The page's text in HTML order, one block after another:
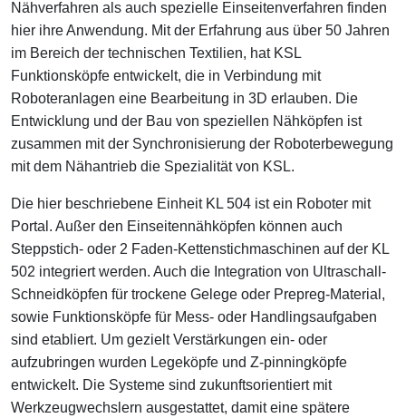
Nähverfahren als auch spezielle Einseitenverfahren finden
hier ihre Anwendung. Mit der Erfahrung aus über 50 Jahren
im Bereich der technischen Textilien, hat KSL
Funktionsköpfe entwickelt, die in Verbindung mit
Roboteranlagen eine Bearbeitung in 3D erlauben. Die
Entwicklung und der Bau von speziellen Nähköpfen ist
zusammen mit der Synchronisierung der Roboterbewegung
mit dem Nähantrieb die Spezialität von KSL.
Die hier beschriebene Einheit KL 504 ist ein Roboter mit
Portal. Außer den Einseitennähköpfen können auch
Steppstich- oder 2 Faden-Kettenstichmaschinen auf der KL
502 integriert werden. Auch die Integration von Ultraschall-
Schneidköpfen für trockene Gelege oder Prepreg-Material,
sowie Funktionsköpfe für Mess- oder Handlingsaufgaben
sind etabliert. Um gezielt Verstärkungen ein- oder
aufzubringen wurden Legeköpfe und Z-pinningköpfe
entwickelt. Die Systeme sind zukunftsorientiert mit
Werkzeugwechslern ausgestattet, damit eine spätere